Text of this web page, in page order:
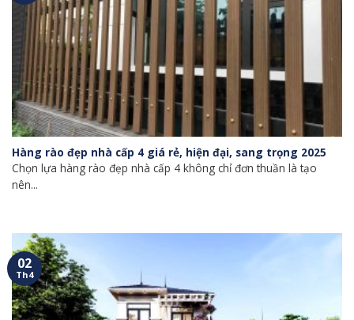
Hàng rào đẹp nhà cấp 4 giá rẻ, hiện đại, sang trọng 2025
Chọn lựa hàng rào đẹp nhà cấp 4 không chỉ đơn thuần là tạo
nên...
02
Th4